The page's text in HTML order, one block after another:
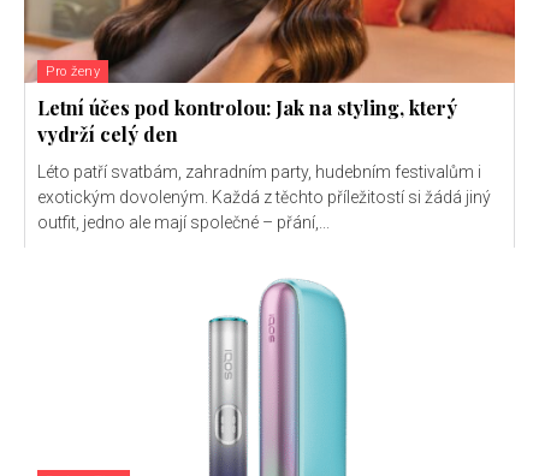
Pro ženy
Letní účes pod kontrolou: Jak na styling, který
vydrží celý den
Léto patří svatbám, zahradním party, hudebním festivalům i
exotickým dovoleným. Každá z těchto příležitostí si žádá jiný
outfit, jedno ale mají společné – přání,...